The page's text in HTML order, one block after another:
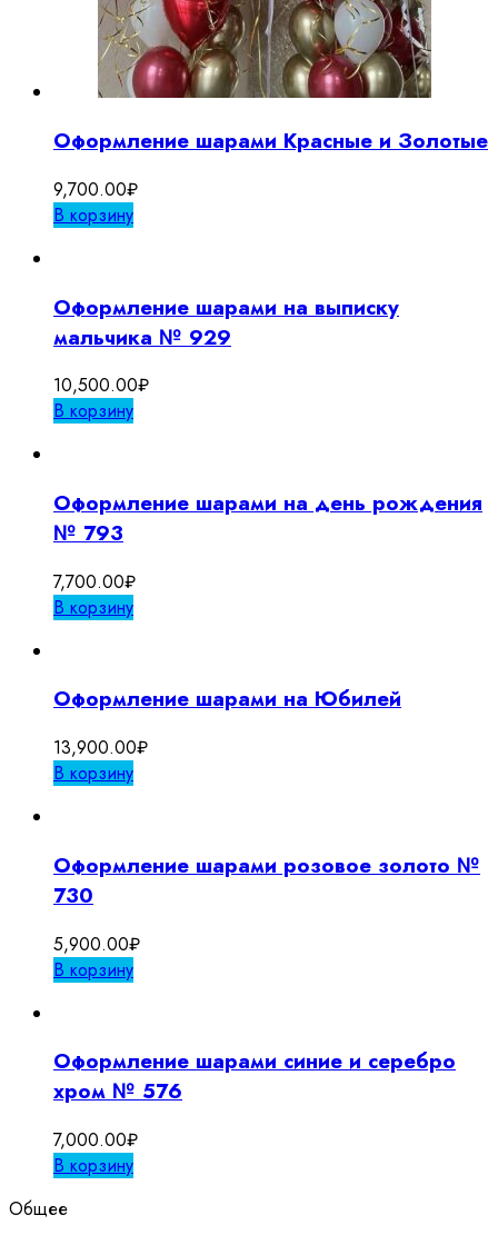
Оформление шарами Красные и Золотые
9,700.00₽
В корзину
Оформление шарами на выписку
мальчика № 929
10,500.00₽
В корзину
Оформление шарами на день рождения
№ 793
7,700.00₽
В корзину
Оформление шарами на Юбилей
13,900.00₽
В корзину
Оформление шарами розовое золото №
730
5,900.00₽
В корзину
Оформление шарами синие и серебро
хром № 576
7,000.00₽
В корзину
Общее